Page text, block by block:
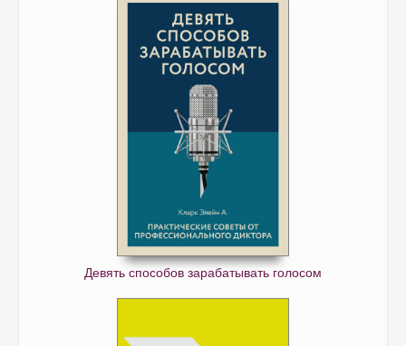
Девять способов зарабатывать голосом